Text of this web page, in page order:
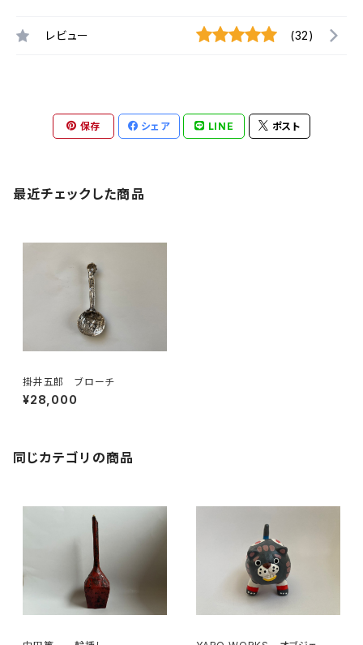
レビュー (32)
保存 シェア LINE ポスト
最近チェックした商品
掛井五郎 ブローチ
¥28,000
同じカテゴリの商品